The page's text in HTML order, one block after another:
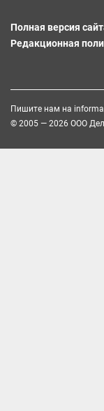
Полная версия
Редакционная
Пишите нам на
© 2005 — 2026 ООО